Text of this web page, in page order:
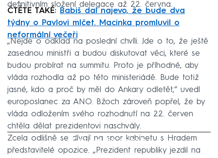
definitivním složení delegace až 22. června.
ČTĚTE TAKÉ:
Babiš dal najevo, že bude dva
týdny o Pavlovi mlčet. Macinka promluvil o
neformální večeři
„Nejde o odklad na poslední chvíli. Jde o to, že ještě
zasednou ministři a budou diskutovat věci, které se
budou probírat na summitu. Proto je příhodné, aby
vláda rozhodla až po této ministeriádě. Bude totiž
jasné, kdo a proč by měl do Ankary odletět,“ uvedl
europoslanec za ANO. Bžoch zároveň popřel, že by
vláda odložením svého rozhodnutí na 22. červen
chtěla dělat prezidentovi naschvály.
Failed to fetch
Zcela odlišně se dívají na spor kabinetu s Hradem
představitelé opozice. „Prezident republiky jezdil na